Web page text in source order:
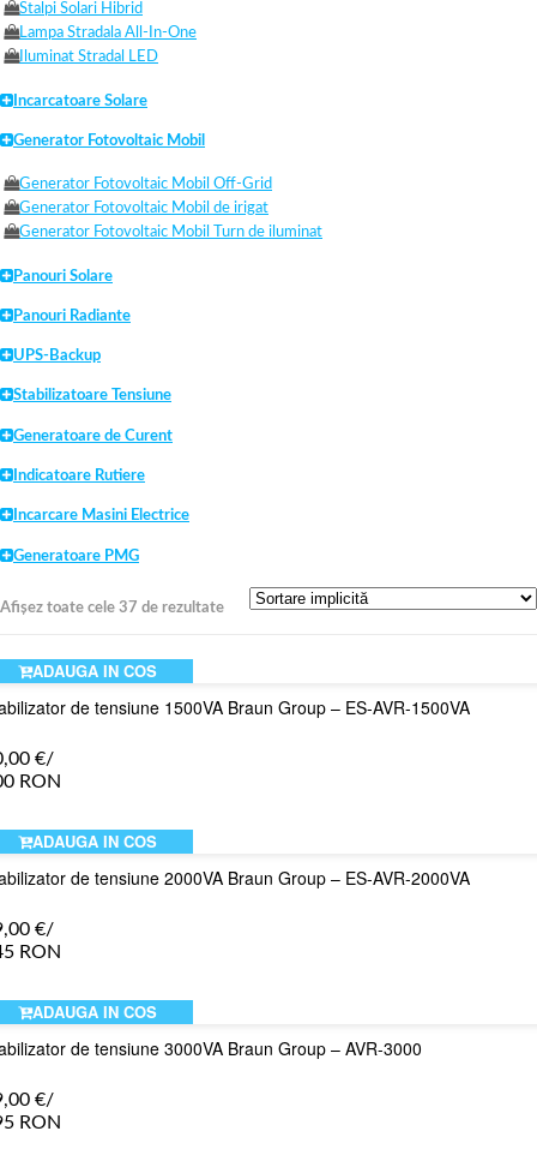
Stalpi Solari Hibrid
Lampa Stradala All-In-One
Iluminat Stradal LED
Incarcatoare Solare
Generator Fotovoltaic Mobil
Generator Fotovoltaic Mobil Off-Grid
Generator Fotovoltaic Mobil de irigat
Generator Fotovoltaic Mobil Turn de iluminat
Panouri Solare
Panouri Radiante
UPS-Backup
Stabilizatoare Tensiune
Generatoare de Curent
Indicatoare Rutiere
Incarcare Masini Electrice
Generatoare PMG
Afișez toate cele 37 de rezultate
ADAUGA IN COS
de tensiune 1500VA Braun Group – ES-AVR-1500VA
€/
RON
ADAUGA IN COS
de tensiune 2000VA Braun Group – ES-AVR-2000VA
€/
RON
ADAUGA IN COS
de tensiune 3000VA Braun Group – AVR-3000
€/
RON